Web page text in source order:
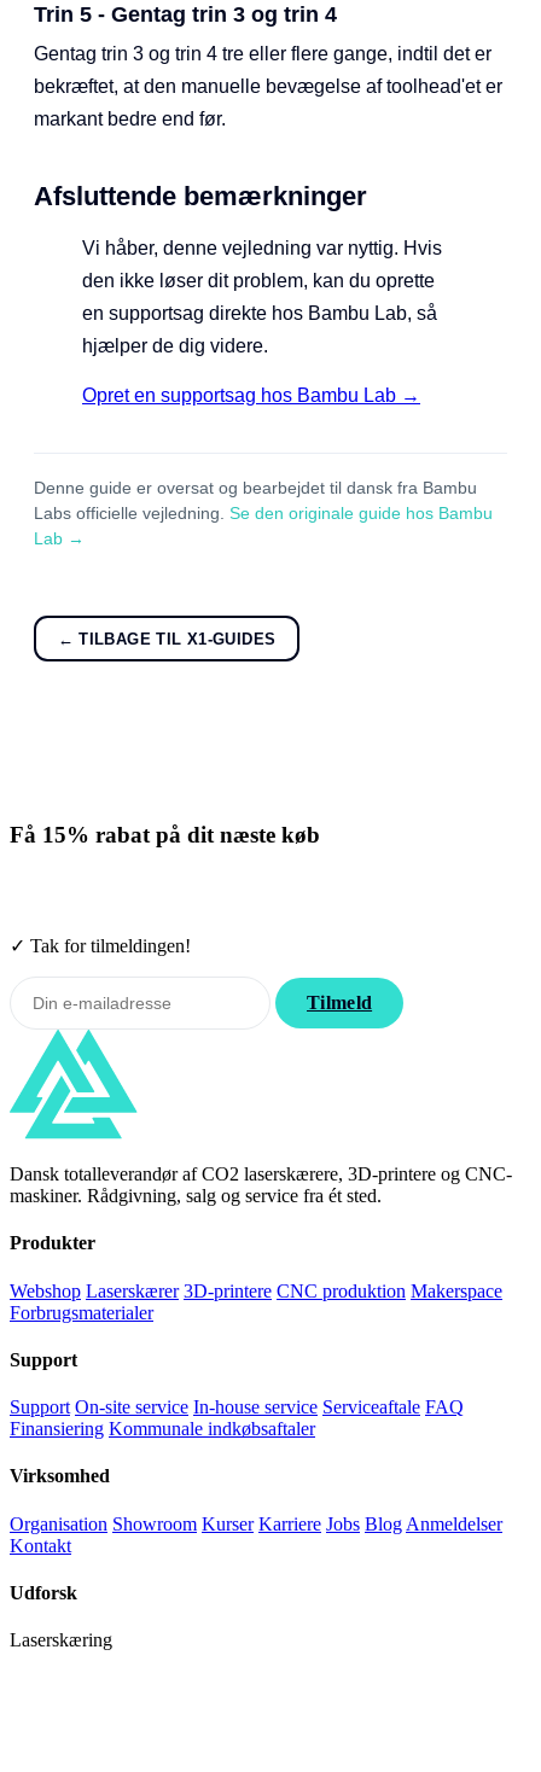
Trin 5 - Gentag trin 3 og trin 4
Gentag trin 3 og trin 4 tre eller flere gange, indtil det er
bekræftet, at den manuelle bevægelse af toolhead'et er
markant bedre end før.
Afsluttende bemærkninger
Vi håber, denne vejledning var nyttig. Hvis
den ikke løser dit problem, kan du oprette
en supportsag direkte hos Bambu Lab, så
hjælper de dig videre.
Opret en supportsag hos Bambu Lab →
Denne guide er oversat og bearbejdet til dansk fra Bambu
Labs officielle vejledning. Se den originale guide hos Bambu
Lab →
← TILBAGE TIL X1-GUIDES
Få 15% rabat på dit næste køb
✓ Tak for tilmeldingen!
Tilmeld
Dansk totalleverandør af CO2 laserskærere, 3D-printere og CNC-
maskiner. Rådgivning, salg og service fra ét sted.
Produkter
Webshop Laserskærer 3D-printere CNC produktion Makerspace
Forbrugsmaterialer
Support
Support On-site service In-house service Serviceaftale FAQ
Finansiering Kommunale indkøbsaftaler
Virksomhed
Organisation Showroom Kurser Karriere Jobs Blog Anmeldelser
Kontakt
Udforsk
Laserskæring